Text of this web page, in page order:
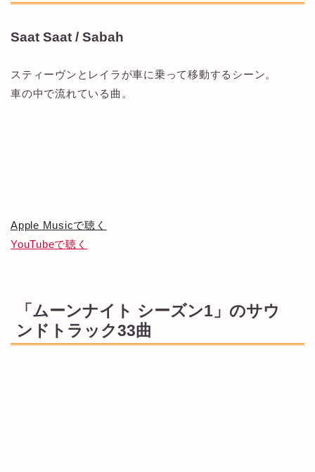
Saat Saat / Sabah
スティーヴンとレイラが車に乗って移動するシーン。
車の中で流れている曲。
Apple Musicで聴く
YouTubeで聴く
「ムーンナイト シーズン1」のサウ
ンドトラック33曲